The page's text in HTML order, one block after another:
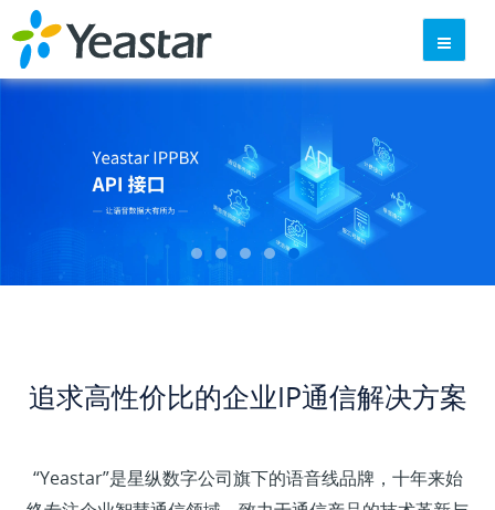
追求高性价比的企业IP通信解决方案
“Yeastar”是星纵数字公司旗下的语音线品牌，十年来始